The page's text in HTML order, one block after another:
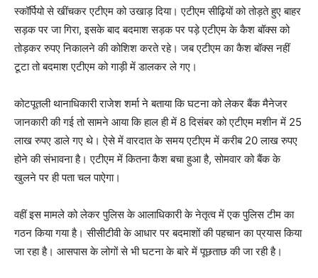
स्कॉर्पियो से खींचकर एटीएम को उखाड़ दिया। एटीएम सीढ़ियों को तोड़ते हुए बाहर
सड़क पर जा गिरा, इसके बाद बदमाश सड़क पर पड़े एटीएम के कैश बॉक्स को
तोड़कर रुपए निकालने की कोशिश करते रहे। जब एटीएम का कैश बॉक्स नहीं
टूटा तो बदमाश एटीएम को गाड़ी में डालकर ले गए।
कोटपूतली थानाधिकारी राजेश शर्मा ने बताया कि घटना को लेकर बैंक मैनेजर
जानकारी की गई तो सामने आया कि हाल ही में 8 दिसंबर को एटीएम मशीन में 25
लाख रुपए डाले गए थे। ऐसे में वारदात के समय एटीएम में करीब 20 लाख रुपए
होने की संभावना है। एटीएम में कितना कैश बचा हुआ है, सोमवार को बैंक के
खुलने पर ही पता चल पाऐगा।
वहीं इस मामले को लेकर पुलिस के आलाधिकारी के नेतृत्व में एक पुलिस टीम का
गठन किया गया है। सीसीटीवी के आधार पर बदमाशों की पहचान का प्रयास किया
जा रहा है। आसपास के लोगों से भी घटना के बारे में पूछताछ की जा रही है।